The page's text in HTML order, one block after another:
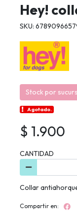
Hey!
SKU:
Stock por
Agotado.
$ 1.900
CANTIDAD
Collar
Compartir en: